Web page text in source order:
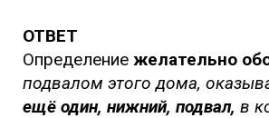
ОТВЕТ
Определение желательно
подвалом этого дома,
ещё один, нижний, подвал, в